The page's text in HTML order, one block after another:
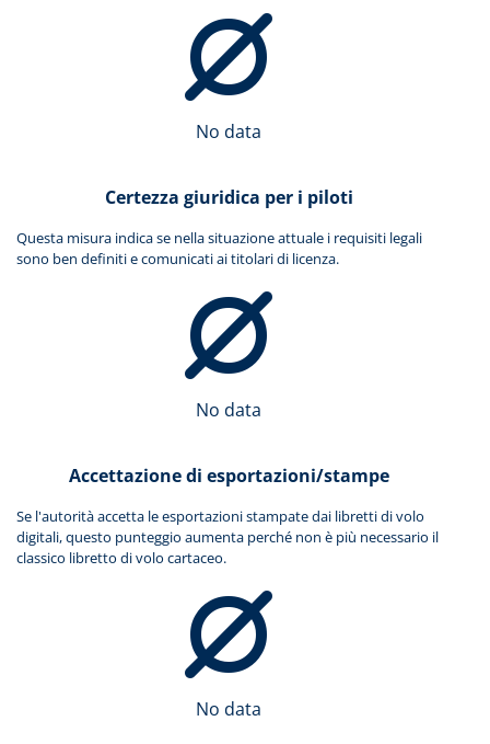
No data
Certezza giuridica per i piloti
Questa misura indica se nella situazione attuale i requisiti legali
sono ben definiti e comunicati ai titolari di licenza.
No data
Accettazione di esportazioni/stampe
Se l'autorità accetta le esportazioni stampate dai libretti di volo
digitali, questo punteggio aumenta perché non è più necessario il
classico libretto di volo cartaceo.
No data